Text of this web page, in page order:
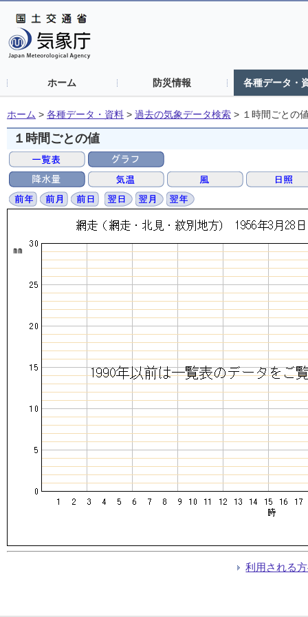
ホーム 防災情報 各種データ・
ホーム > 各種データ・資料 > 過去の気象データ検索 > １時間ごとの
１時間ごとの値
利用される